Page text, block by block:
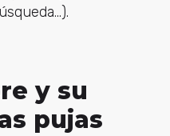
y su
pujas